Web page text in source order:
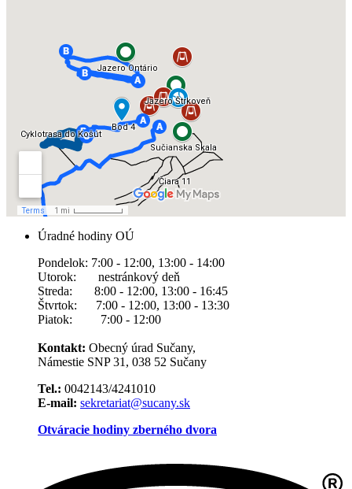
Úradné hodiny OÚ
Pondelok: 7:00 - 12:00, 13:00 - 14:00
Utorok: nestránkový deň
Streda: 8:00 - 12:00, 13:00 - 16:45
Štvrtok: 7:00 - 12:00, 13:00 - 13:30
Piatok: 7:00 - 12:00
Kontakt: Obecný úrad Sučany,
Námestie SNP 31, 038 52 Sučany
Tel.: 0042143/4241010
E-mail: sekretariat@sucany.sk
Otváracie hodiny zberného dvora